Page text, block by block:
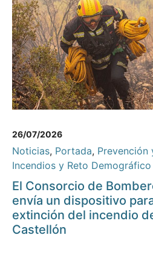
26/07/2026
Noticias, Portada, Prevención
Incendios y Reto Demográfico
El Consorcio de
envía un dispositivo
extinción del incendio
Castellón